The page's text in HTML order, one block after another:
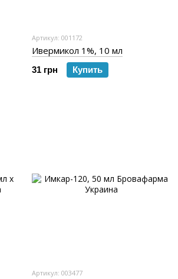
Артикул: 001172
Ивермикол 1%, 10 мл
31 грн Купить
Артикул: 003477